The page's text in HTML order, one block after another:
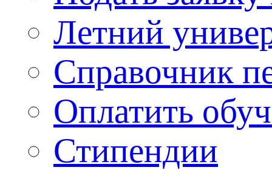
Летний
Справочник
Оплатить
Стипендии